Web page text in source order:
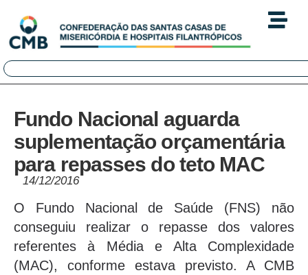
Fundo Nacional aguarda
suplementação orçamentária
para repasses do teto MAC
14/12/2016
O Fundo Nacional de Saúde (FNS) não
conseguiu realizar o repasse dos valores
referentes à Média e Alta Complexidade
(MAC), conforme estava previsto. A CMB